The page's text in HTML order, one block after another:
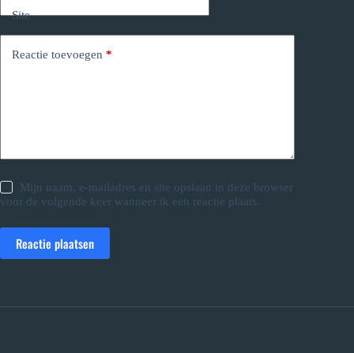
Site
Reactie toevoegen *
Mijn naam, e-mailadres en site opslaan in deze browser
voor de volgende keer wanneer ik een reactie plaats.
Reactie plaatsen